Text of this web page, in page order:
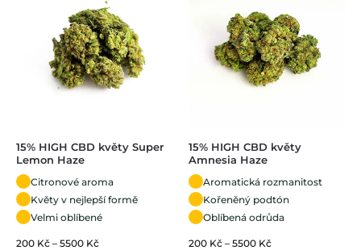
15% HIGH CBD květy Super
Lemon Haze
Citronové aroma
Květy v nejlepší formě
Velmi oblíbené
200 Kč – 5500 Kč
15% HIGH CBD květy
Amnesia Haze
Aromatická rozmanitost
Kořeněný podtón
Oblíbená odrůda
200 Kč – 5500 Kč